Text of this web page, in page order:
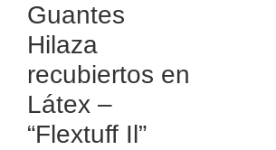
Guantes
Hilaza
recubiertos en
Látex –
“Flextuff Il”